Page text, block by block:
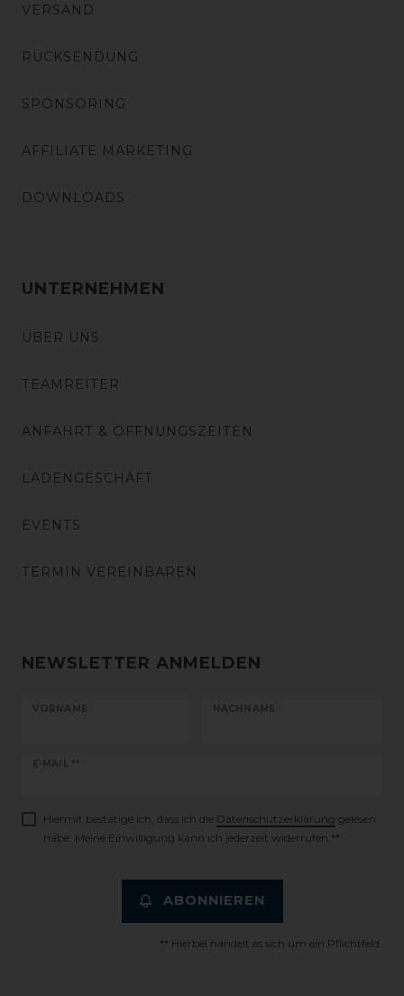
VERSAND
RÜCKSENDUNG
SPONSORING
AFFILIATE MARKETING
DOWNLOADS
UNTERNEHMEN
ÜBER UNS
TEAMREITER
ANFAHRT & ÖFFNUNGSZEITEN
LADENGESCHÄFT
EVENTS
TERMIN VEREINBAREN
NEWSLETTER ANMELDEN
VORNAME NACHNAME
E-MAIL **
Newsletter
Hiermit bestätige ich, dass ich die Daten­schutz­erklärung gelesen
habe. Meine Einwilligung kann ich jederzeit widerrufen.**
ABONNIEREN
** Hierbei handelt es sich um ein Pflichtfeld.